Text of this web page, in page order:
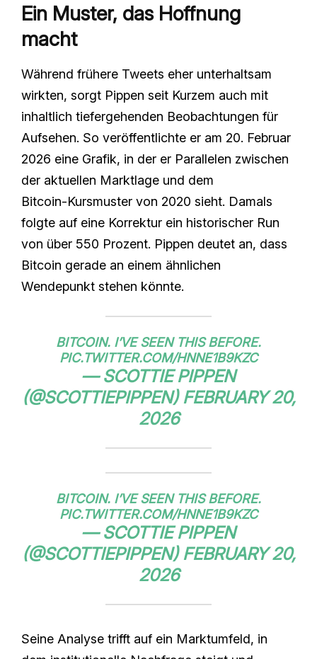
Ein Muster, das Hoffnung
macht
Während frühere Tweets eher unterhaltsam
wirkten, sorgt Pippen seit Kurzem auch mit
inhaltlich tiefergehenden Beobachtungen für
Aufsehen. So veröffentlichte er am 20. Februar
2026 eine Grafik, in der er Parallelen zwischen
der aktuellen Marktlage und dem
Bitcoin‑Kursmuster von 2020 sieht. Damals
folgte auf eine Korrektur ein historischer Run
von über 550 Prozent. Pippen deutet an, dass
Bitcoin gerade an einem ähnlichen
Wendepunkt stehen könnte.
BITCOIN. I’VE SEEN THIS BEFORE.
PIC.TWITTER.COM/HNNE1B9KZC
— SCOTTIE PIPPEN
(@SCOTTIEPIPPEN) FEBRUARY 20,
2026
BITCOIN. I’VE SEEN THIS BEFORE.
PIC.TWITTER.COM/HNNE1B9KZC
— SCOTTIE PIPPEN
(@SCOTTIEPIPPEN) FEBRUARY 20,
2026
Seine Analyse trifft auf ein Marktumfeld, in